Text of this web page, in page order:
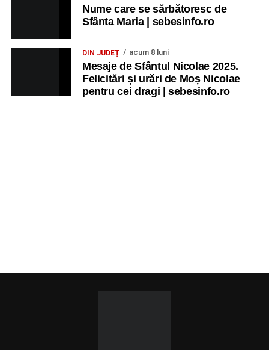
Nume care se sărbătoresc de
Sfânta Maria | sebesinfo.ro
DIN JUDEȚ acum 8 luni
Mesaje de Sfântul Nicolae 2025.
Felicitări și urări de Moș Nicolae
pentru cei dragi | sebesinfo.ro